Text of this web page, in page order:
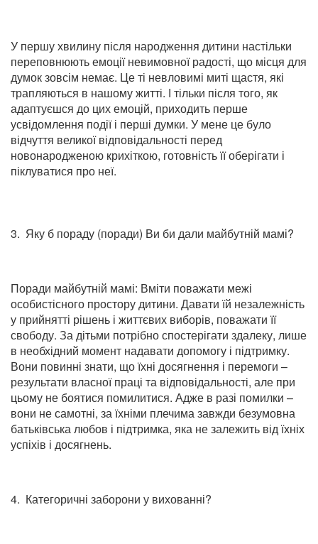
У першу хвилину після народження дитини настільки
переповнюють емоції невимовної радості, що місця для
думок зовсім немає. Це ті невловимі миті щастя, які
трапляються в нашому житті. І тільки після того, як
адаптуєшся до цих емоцій, приходить перше
усвідомлення події і перші думки. У мене це було
відчуття великої відповідальності перед
новонародженою крихіткою, готовність її оберігати і
піклуватися про неї.
3. Яку б пораду (поради) Ви би дали майбутній мамі?
Поради майбутній мамі: Вміти поважати межі
особистісного простору дитини. Давати їй незалежність
у прийнятті рішень і життєвих виборів, поважати її
свободу. За дітьми потрібно спостерігати здалеку, лише
в необхідний момент надавати допомогу і підтримку.
Вони повинні знати, що їхні досягнення і перемоги –
результати власної праці та відповідальності, але при
цьому не боятися помилитися. Адже в разі помилки –
вони не самотні, за їхніми плечима завжди безумовна
батьківська любов і підтримка, яка не залежить від їхніх
успіхів і досягнень.
4. Категоричні заборони у вихованні?